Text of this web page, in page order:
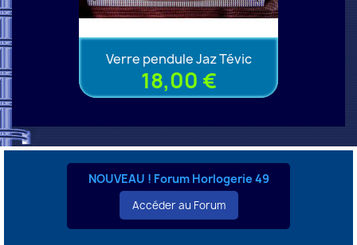
Verre pendule Jaz Tévic
18,00 €
NOUVEAU ! Forum Horlogerie 49
Accéder au Forum